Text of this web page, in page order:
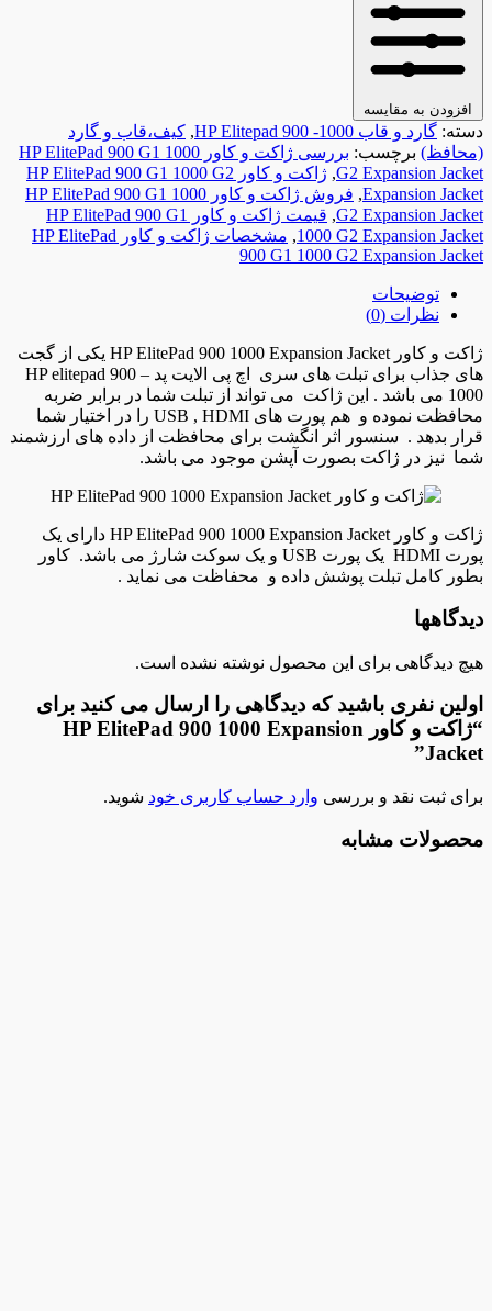
افزودن به مقایسه
دسته: گارد و قاب HP Elitepad 900 -1000 , کیف،قاب و گارد
(محافظ) برچسب:
بررسی ژاکت و کاور HP ElitePad 900 G1 1000
G2 Expansion Jacket
,
ژاکت و کاور HP ElitePad 900 G1 1000 G2
Expansion Jacket
,
فروش ژاکت و کاور HP ElitePad 900 G1 1000
G2 Expansion Jacket
,
قیمت ژاکت و کاور HP ElitePad 900 G1
1000 G2 Expansion Jacket
,
مشخصات ژاکت و کاور HP ElitePad
900 G1 1000 G2 Expansion Jacket
توضیحات
نظرات (0)
ژاکت و کاور HP ElitePad 900 1000 Expansion Jacket یکی از گجت
های جذاب برای تبلت های سری اچ پی الایت پد HP elitepad 900 –
1000 می باشد . این ژاکت می تواند از تبلت شما در برابر ضربه
محافظت نموده و هم پورت های USB , HDMI را در اختیار شما
قرار بدهد . سنسور اثر انگشت برای محافظت از داده های ارزشمند
شما نیز در ژاکت بصورت آپشن موجود می باشد.
ژاکت و کاور HP ElitePad 900 1000 Expansion Jacket دارای یک
پورت HDMI یک پورت USB و یک سوکت شارژ می باشد. کاور
بطور کامل تبلت پوشش داده و محفاظت می نماید .
دیدگاهها
هیچ دیدگاهی برای این محصول نوشته نشده است.
اولین نفری باشید که دیدگاهی را ارسال می کنید برای
“ژاکت و کاور HP ElitePad 900 1000 Expansion
Jacket”
برای ثبت نقد و بررسی وارد حساب کاربری خود شوید.
محصولات مشابه